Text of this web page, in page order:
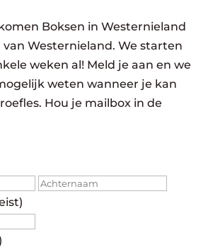
Boksen in Westernieland
van Westernieland. We starten
weken al! Meld je aan en we
weten wanneer je kan
Hou je mailbox in de
Voornaam